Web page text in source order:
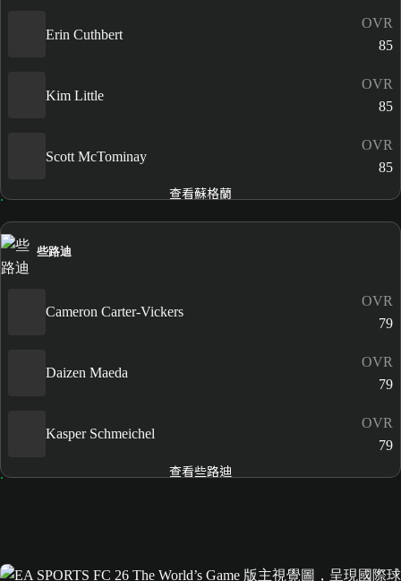
Erin Cuthbert
OVR
85
Kim Little
OVR
85
Scott McTominay
OVR
85
查看蘇格蘭
些路迪
Cameron Carter-Vickers
OVR
79
Daizen Maeda
OVR
79
Kasper Schmeichel
OVR
79
查看些路迪